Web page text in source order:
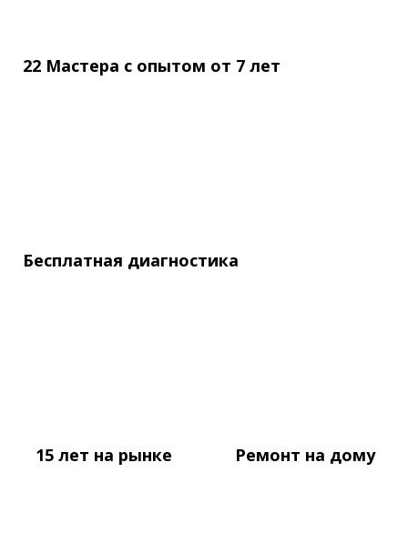
22 Мастера с опытом от 7 лет
Бесплатная диагностика
15 лет на рынке Ремонт на дому